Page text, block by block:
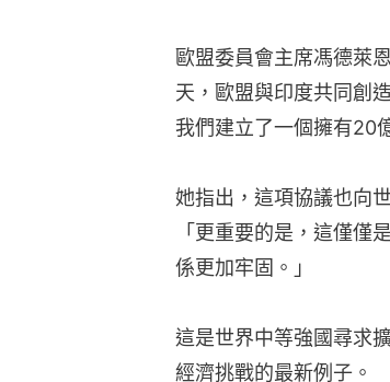
歐盟委員會主席馮德萊
天，歐盟與印度共同創
我們建立了一個擁有20
她指出，這項協議也向
「更重要的是，這僅僅
係更加牢固。」
這是世界中等強國尋求
經濟挑戰的最新例子。